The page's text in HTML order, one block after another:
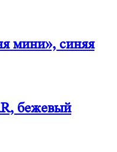
мини», синяя
бежевый